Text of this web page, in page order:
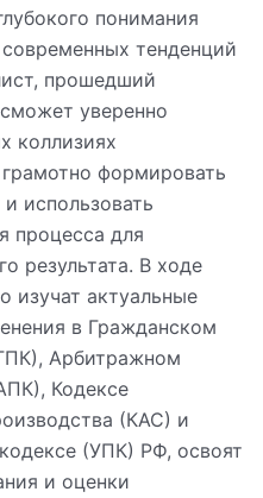
понимания
тенденций
прошедший
уверенно
коллизиях
формировать
использовать
процесса для
результата. В ходе
изучат актуальные
в Гражданском
Арбитражном
Кодексе
(КАС) и
(УПК) РФ, освоят
и оценки